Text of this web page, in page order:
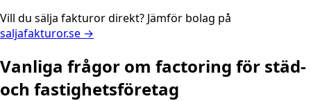
Vill du sälja fakturor direkt? Jämför bolag på
saljafakturor.se →
Vanliga frågor om factoring för städ-
och fastighetsföretag